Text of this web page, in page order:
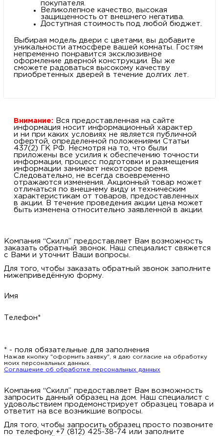
покупателя.
Великолепное качество, высокая
защищенность от внешнего негатива.
Доступная стоимость под любой бюджет.
Выбирая модель двери с цветами, вы добавите
уникальности атмосфере вашей комнаты. Гостям
непременно понравится эксклюзивное
оформление дверной конструкции. Вы же
сможете радоваться высокому качеству
приобретенных дверей в течение долгих лет.
Внимание: Вся предоставленная на сайте
информация носит информационный характер
и ни при каких условиях не является публичной
офертой, определенной положениями Статьи
437(2) ГК РФ. Несмотря на то, что были
приложены все усилия к обеспечению точности
информации, процесс подготовки и размещения
информации занимает некоторое время.
Следовательно, не всегда своевременно
отражаются изменения. Акционный товар может
отличаться по внешнему виду и техническим
характеристикам от товаров, предоставленных
в акции. В течение проведения акции цена может
быть изменена относительно заявленной в акции.
Компания “Скилл” предоставляет Вам возможность
заказать обратный звонок. Наш специалист свяжется
с Вами и уточнит Ваши вопросы.
Для того, чтобы заказать обратный звонок заполните
нижеприведённую форму.
Имя
Телефон*
* - поля обязательные для заполнения
Нажав кнопку "оформить заявку", я даю согласие на обработку
моих персональных данных.
Соглашение об обработке персональных данных
Компания “Скилл” предоставляет Вам возможность
запросить данный образец на дом. Наш специалист с
удовольствием продемонстрирует образцец товара и
ответит на все возникшие вопросы.
Для того, чтобы запросить образец просто позвоните
по телефону +7 (812) 425-38-74 или заполните